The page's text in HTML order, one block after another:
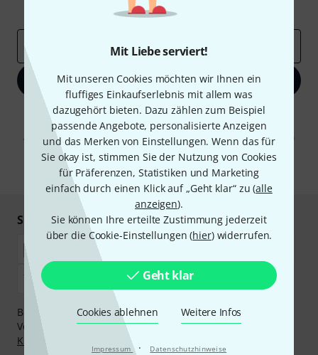
Mit Liebe serviert!
Mit unseren Cookies möchten wir Ihnen ein
fluffiges Einkaufserlebnis mit allem was
dazugehört bieten. Dazu zählen zum Beispiel
passende Angebote, personalisierte Anzeigen
und das Merken von Einstellungen. Wenn das für
Sie okay ist, stimmen Sie der Nutzung von Cookies
für Präferenzen, Statistiken und Marketing
einfach durch einen Klick auf „Geht klar“ zu (alle
anzeigen).
Sie können Ihre erteilte Zustimmung jederzeit
über die Cookie-Einstellungen (hier) widerrufen.
Geht klar
Cookies ablehnen Weitere Infos
Impressum · Datenschutzhinweise
Inspirierende Beiträge
Deals
Jetzt anmelden
Mit Klick auf „Jetzt anmelden“ stimmen Sie dem Erhalt von E-Mail-
Werbung und einer Messung des E-Mail-Nutzungsverhaltens zu. Die
Abmeldung ist jederzeit möglich. Weitere Informationen finden Sie in
unserenDatenschutzhinweisen.
* Pflichtfeld
Sicher einkaufen & bezahlen
Bezahlen Sie vertraulich und sicher per Nachnahme,
Vorkasse, PayPal, Amazon Pay,
Klarna Sofort bezahlen
Klarna Ratenzahlung
oder Kreditkarte.